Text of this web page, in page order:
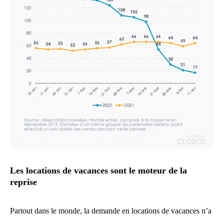
Les locations de vacances sont le moteur de la
reprise
Partout dans le monde, la demande en locations de vacances n’a